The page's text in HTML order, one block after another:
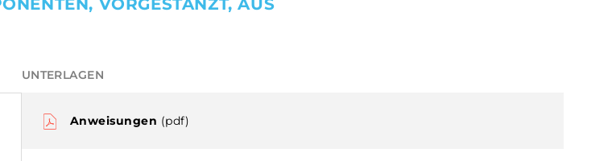
VORGESTANZT, AUS
UNTERLAGEN
Anweisungen (pdf)